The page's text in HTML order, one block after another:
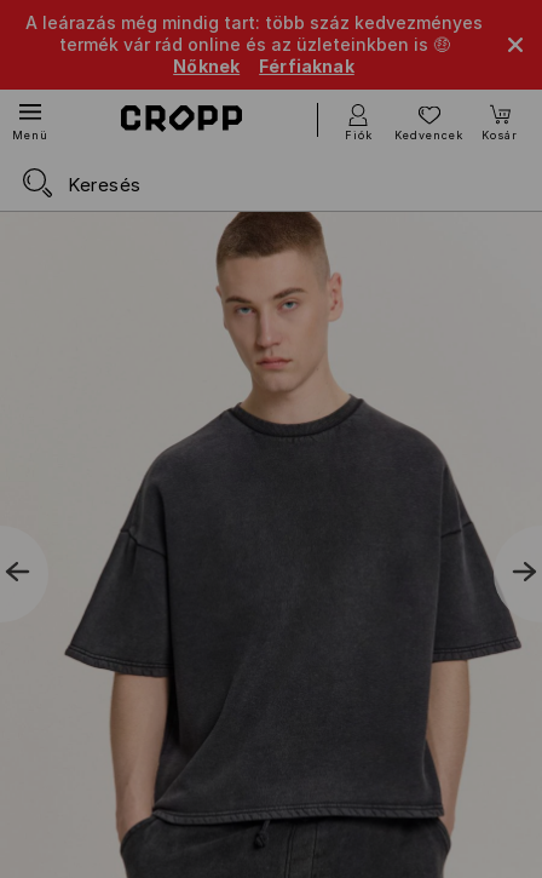
A leárazás még mindig tart: több száz kedvezményes
termék vár rád online és az üzleteinkben is 🤑
Nőknek
Férfiaknak
Menü Fiók Kedvencek Kosár